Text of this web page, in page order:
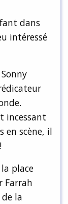
dans
intéressé
incessant
en scène, il
place
Farrah
la